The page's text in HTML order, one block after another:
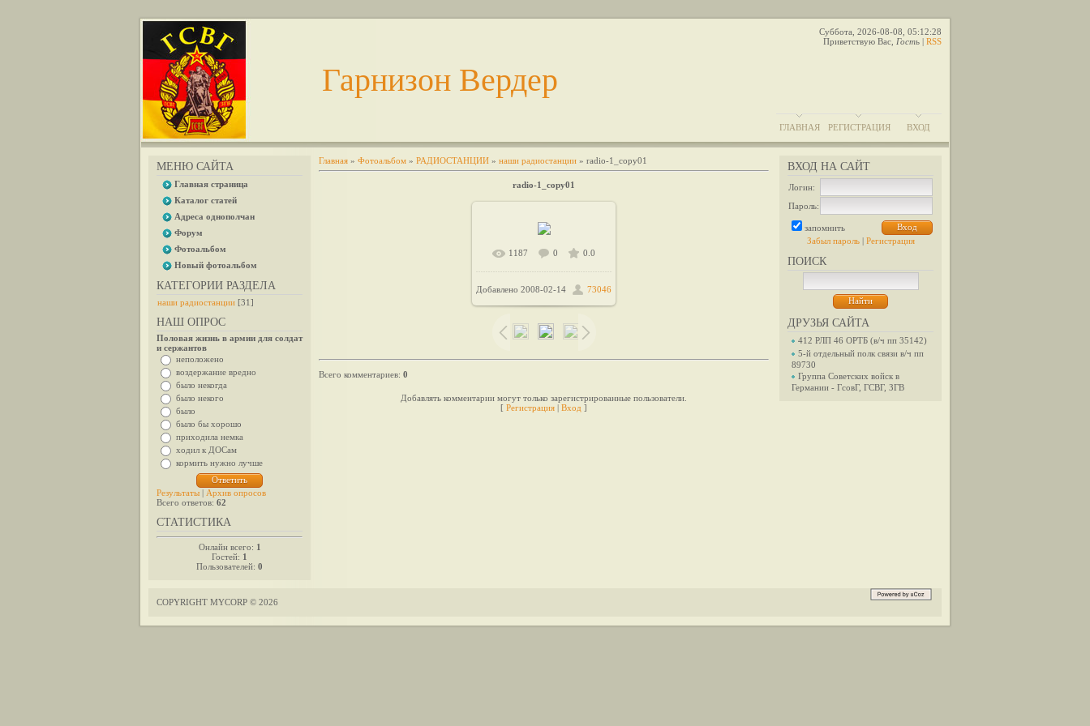
Гарнизон Вердер
Суббота, 2026-08-08, 05:12:28
Приветствую Вас Гость | RSS
ГЛАВНАЯ РЕГИСТРАЦИЯ ВХОД
МЕНЮ САЙТА
Главная страница
Каталог статей
Адреса однополчан
Форум
Фотоальбом
Новый фотоальбом
КАТЕГОРИИ РАЗДЕЛА
наши радиостанции [31]
НАШ ОПРОС
Половая жизнь в армии для солдат
и сержантов
неположено
воздержание вредно
было некогда
было некого
было
было бы хорошо
приходила немка
ходил к ДОСам
кормить нужно лучше
Результаты | Архив опросов
Всего ответов: 62
СТАТИСТИКА
Онлайн всего: 1
Гостей: 1
Пользователей: 0
ВХОД НА САЙТ
Логин:
Пароль:
запомнить
Забыл пароль| Регистрация
ПОИСК
ДРУЗЬЯ САЙТА
412 РЛП 46 ОРТБ (в/ч пп 35142)
5-й отдельный полк связи в/ч пп
89730
Группа Советских войск в
Германии - ГсовГ, ГСВГ, ЗГВ
Главная » Фотоальбом » РАДИОСТАНЦИИ » наши радиостанции » radio-1_copy01
radio-1_copy01
1187 0 0.0
Добавлено 2008-02-14 73046
Всего комментариев: 0
Добавлять комментарии могут только зарегистрированные пользователи.
[ Регистрация | Вход ]
COPYRIGHT MYCORP © 2026